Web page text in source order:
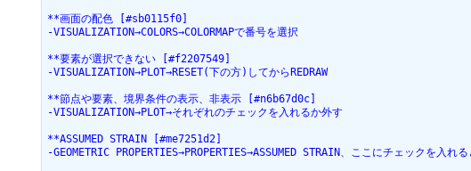
**画面の配色 [#sb0115f0]
-VISUALIZATION→COLORS→COLORMAPで番号を選択
**要素が選択できない [#f2207549]
-VISUALIZATION→PLOT→RESET(下の方)してからREDRAW
**節点や要素、境界条件の表示、非表示 [#n6b67d0c]
-VISUALIZATION→PLOT→それぞれのチェックを入れるか外す
**ASSUMED STRAIN [#me7251d2]
-GEOMETRIC PROPERTIES→PROPERTIES→ASSUMED STRAIN、ここにチェックを入れ